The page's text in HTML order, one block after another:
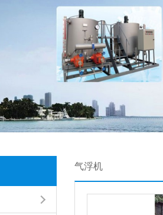
气浮机